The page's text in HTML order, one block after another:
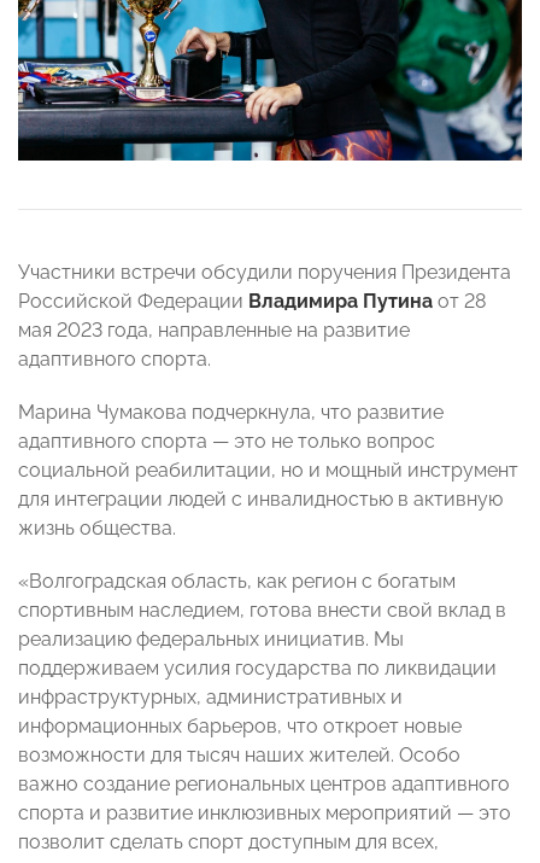
Участники встречи обсудили поручения Президента
Российской Федерации Владимира Путина от 28
мая 2023 года, направленные на развитие
адаптивного спорта.
Марина Чумакова подчеркнула, что развитие
адаптивного спорта — это не только вопрос
социальной реабилитации, но и мощный инструмент
для интеграции людей с инвалидностью в активную
жизнь общества.
«Волгоградская область, как регион с богатым
спортивным наследием, готова внести свой вклад в
реализацию федеральных инициатив. Мы
поддерживаем усилия государства по ликвидации
инфраструктурных, административных и
информационных барьеров, что откроет новые
возможности для тысяч наших жителей. Особо
важно создание региональных центров адаптивного
спорта и развитие инклюзивных мероприятий — это
позволит сделать спорт доступным для всех,